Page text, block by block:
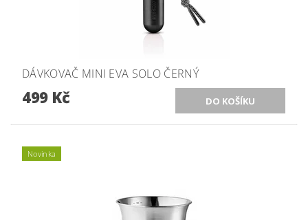
DÁVKOVAČ MINI EVA SOLO ČERNÝ
499 Kč
Novinka